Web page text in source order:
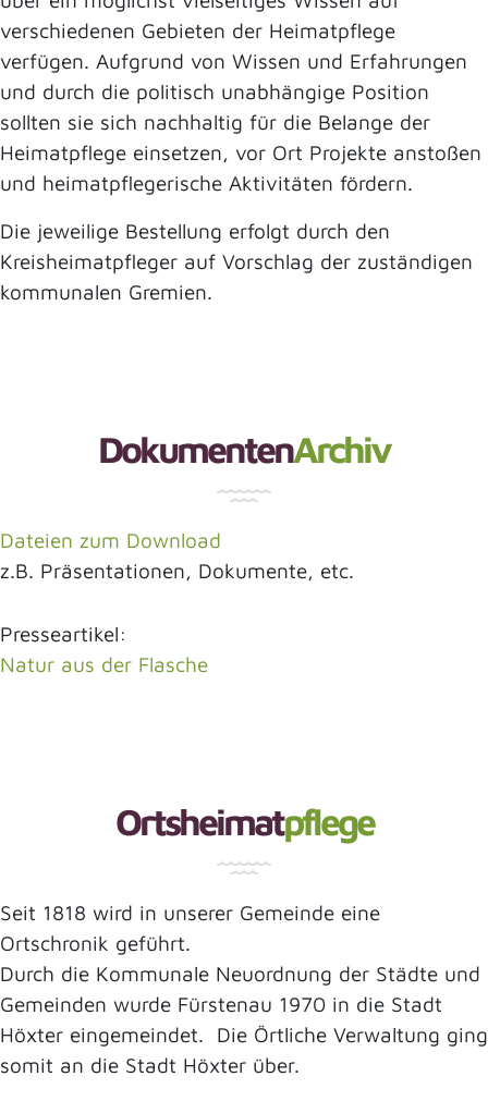
verschiedenen Gebieten der Heimatpflege
verfügen. Aufgrund von Wissen und Erfahrungen
und durch die politisch unabhängige Position
sollten sie sich nachhaltig für die Belange der
Heimatpflege einsetzen, vor Ort Projekte anstoßen
und heimatpflegerische Aktivitäten fördern.
Die jeweilige Bestellung erfolgt durch den
Kreisheimatpfleger auf Vorschlag der zuständigen
kommunalen Gremien.
DokumentenArchiv
Dateien zum Download
z.B. Präsentationen, Dokumente, etc.
Presseartikel:
Natur aus der Flasche
Ortsheimatpflege
Seit 1818 wird in unserer Gemeinde eine
Ortschronik geführt.
Durch die Kommunale Neuordnung der Städte und
Gemeinden wurde Fürstenau 1970 in die Stadt
Höxter eingemeindet. Die Örtliche Verwaltung ging
somit an die Stadt Höxter über.